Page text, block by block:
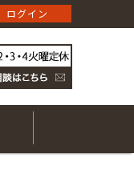
ログイン